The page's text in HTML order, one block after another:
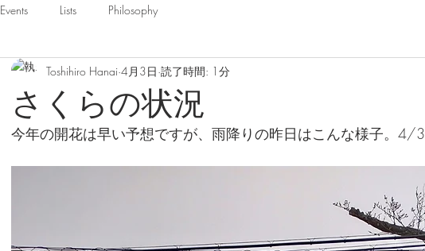
Events Lists Philosophy
さくらの状況
Toshihiro Hanai 4月3日 読了時間: 1分
今年の開花は早い予想ですが、雨降りの昨日はこんな様子。4/3